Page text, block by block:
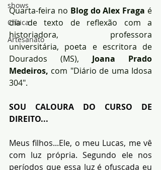
shows
Crítica
Artesanato
Quarta-feira no Blog do Alex Fraga é
dia de texto de reflexão com a
historiadora, professora
universitária, poeta e escritora de
Dourados (MS), Joana Prado
Medeiros, com "Diário de uma Idosa
304".
SOU CALOURA DO CURSO DE
DIREITO...
Meus filhos...Ele, o meu Lucas, me vê
com luz própria. Segundo ele nos
períodos que essa luz é ofuscada eu